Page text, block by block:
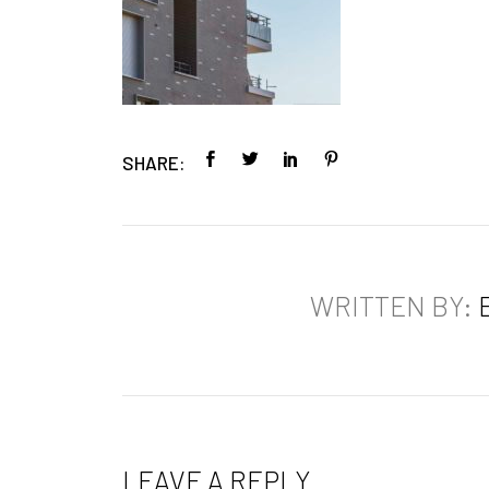
SHARE:
WRITTEN BY:
LEAVE A REPLY